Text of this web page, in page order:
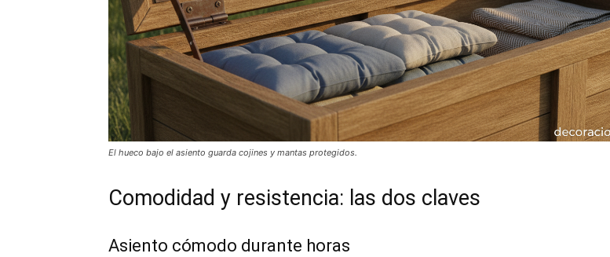
El hueco bajo el asiento guarda cojines y mantas protegidos.
Comodidad y resistencia: las dos claves
Asiento cómodo durante horas